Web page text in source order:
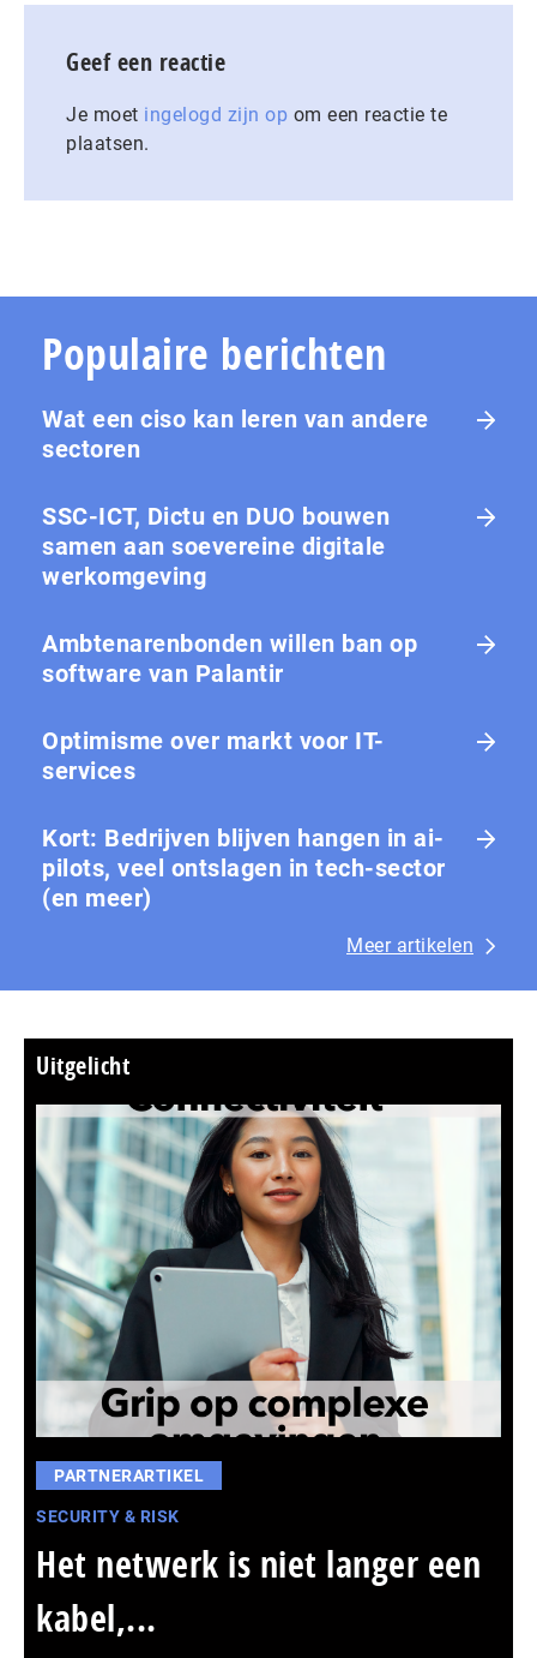
Geef een reactie
Je moet ingelogd zijn op om een reactie te
plaatsen.
Populaire berichten
Wat een ciso kan leren van andere
sectoren
SSC-ICT, Dictu en DUO bouwen
samen aan soevereine digitale
werkomgeving
Ambtenarenbonden willen ban op
software van Palantir
Optimisme over markt voor IT-
services
Kort: Bedrijven blijven hangen in ai-
pilots, veel ontslagen in tech-sector
(en meer)
Meer artikelen
Uitgelicht
PARTNERARTIKEL
SECURITY & RISK
Het netwerk is niet langer een
kabel,...